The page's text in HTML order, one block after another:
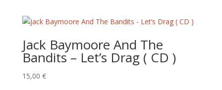
était :
est :
Jack Baymoore And The
Bandits – Let’s Drag ( CD )
15,00 €